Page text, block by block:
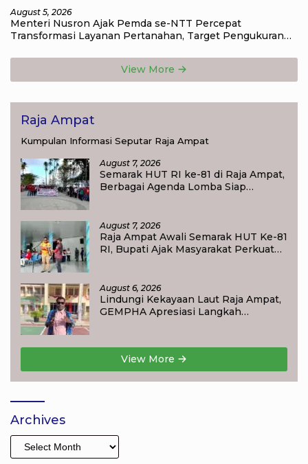
August 5, 2026
Menteri Nusron Ajak Pemda se-NTT Percepat
Transformasi Layanan Pertanahan, Target Pengukuran
View More
Raja Ampat
Kumpulan Informasi Seputar Raja Ampat
August 7, 2026
Semarak HUT RI ke-81 di Raja Ampat,
Berbagai Agenda Lomba Siap
August 7, 2026
Raja Ampat Awali Semarak HUT Ke-81
RI, Bupati Ajak Masyarakat Perkuat
August 6, 2026
Lindungi Kekayaan Laut Raja Ampat,
GEMPHA Apresiasi Langkah
View More
Archives
Archives